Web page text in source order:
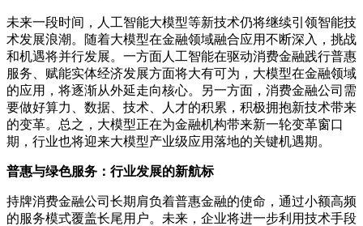
未来一段时间，人工智能大模型等新技术仍将继续引领智能技
术发展浪潮。随着大模型在金融领域融合应用不断深入，挑战
和机遇将并行发展。一方面人工智能在驱动消费金融践行普惠
服务、赋能实体经济发展方面将大有可为，大模型在金融领域
的应用，将逐渐从外延走向核心。另一方面，消费金融公司需
要做好算力、数据、技术、人才的积累，积极拥抱新技术带来
的变革。总之，大模型正在为金融机构带来新一轮变革窗口
期，行业也将迎来大模型产业级应用落地的关键机遇期。
普惠与绿色服务：行业发展的新航标
持牌消费金融公司长期肩负着普惠金融的使命，通过小额高频
的服务模式覆盖长尾用户。未来，企业将进一步利用技术手段